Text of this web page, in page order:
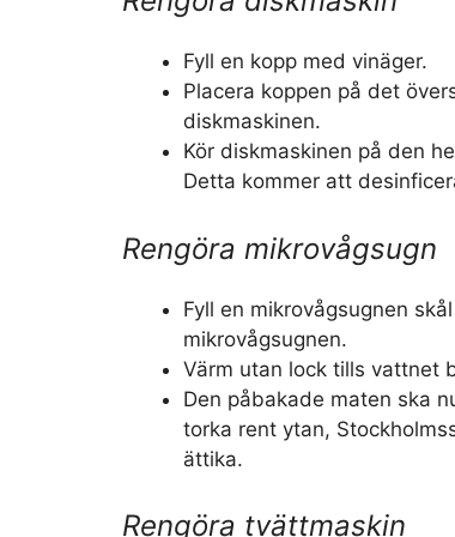
Fyll en kopp med vinäger.
Placera koppen på det
diskmaskinen.
Kör diskmaskinen på den
Detta kommer att
Rengöra mikrovågsugn
Fyll en mikrovågsugnen
mikrovågsugnen.
Värm utan lock tills vattnet
Den påbakade maten ska
torka rent ytan,
ättika.
Rengöra tvättmaskin